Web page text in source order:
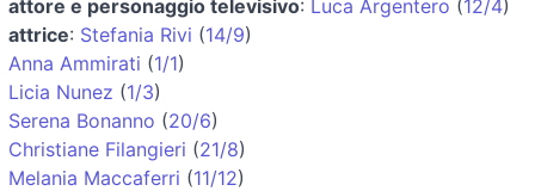
attore e personaggio televisivo: Luca Argentero (12/4)
attrice: Stefania Rivi (14/9)
Anna Ammirati (1/1)
Licia Nunez (1/3)
Serena Bonanno (20/6)
Christiane Filangieri (21/8)
Melania Maccaferri (11/12)